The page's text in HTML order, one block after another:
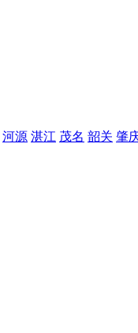
河源 湛江 茂名 韶关 肇